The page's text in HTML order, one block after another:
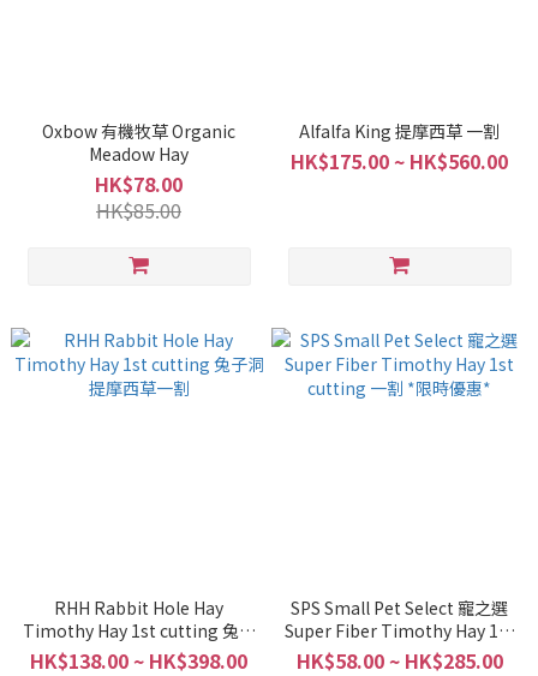
Oxbow 有機牧草 Organic
Meadow Hay
HK$78.00
HK$85.00
Alfalfa King 提摩西草 一割
HK$175.00 ~ HK$560.00
RHH Rabbit Hole Hay
Timothy Hay 1st cutting 兔子
洞提摩西草一割
HK$138.00 ~ HK$398.00
SPS Small Pet Select 寵之選
Super Fiber Timothy Hay 1st
cutting 一割 *限時優惠*
HK$58.00 ~ HK$285.00